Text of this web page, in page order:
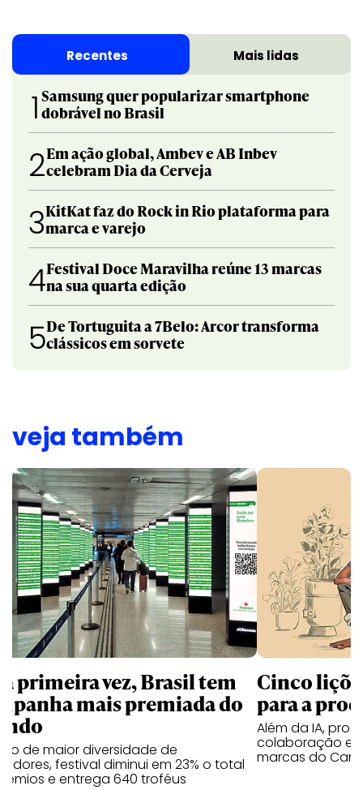
Recentes Mais lidas
1 Samsung quer popularizar smartphone
dobrável no Brasil
2Em ação global, Ambev e AB Inbev
celebram Dia da Cerveja
3KitKat faz do Rock in Rio plataforma para
marca e varejo
4Festival Doce Maravilha reúne 13 marcas
na sua quarta edição
5De Tortuguita a 7Belo: Arcor transforma
clássicos em sorvete
veja também
primeira vez, Brasil tem
mais premiada do
de maior diversidade de
festival diminui em 23% o total
e entrega 640 troféus
Cinco
para a
Além da IA,
colaboração e
marcas do